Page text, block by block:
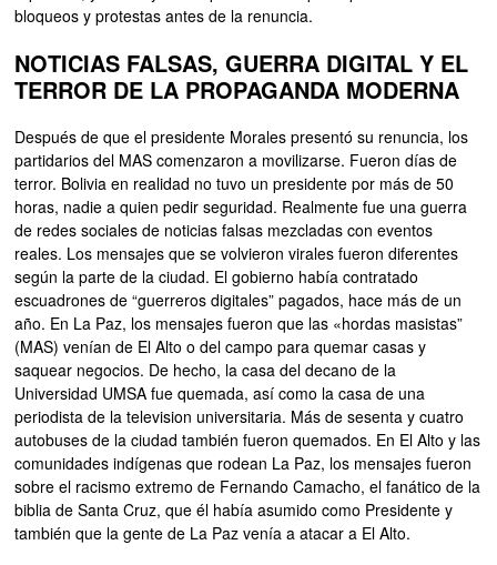
bloqueos y protestas antes de la renuncia.
NOTICIAS FALSAS, GUERRA DIGITAL Y EL
TERROR DE LA PROPAGANDA MODERNA
Después de que el presidente Morales presentó su renuncia, los
partidarios del MAS comenzaron a movilizarse. Fueron días de
terror. Bolivia en realidad no tuvo un presidente por más de 50
horas, nadie a quien pedir seguridad. Realmente fue una guerra
de redes sociales de noticias falsas mezcladas con eventos
reales. Los mensajes que se volvieron virales fueron diferentes
según la parte de la ciudad. El gobierno había contratado
escuadrones de “guerreros digitales” pagados, hace más de un
año. En La Paz, los mensajes fueron que las «hordas masistas”
(MAS) venían de El Alto o del campo para quemar casas y
saquear negocios. De hecho, la casa del decano de la
Universidad UMSA fue quemada, así como la casa de una
periodista de la television universitaria. Más de sesenta y cuatro
autobuses de la ciudad también fueron quemados. En El Alto y las
comunidades indígenas que rodean La Paz, los mensajes fueron
sobre el racismo extremo de Fernando Camacho, el fanático de la
biblia de Santa Cruz, que él había asumido como Presidente y
también que la gente de La Paz venía a atacar a El Alto.